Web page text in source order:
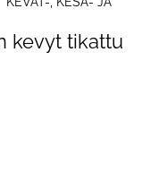
kevyt tikattu